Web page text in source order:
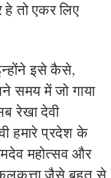
हे तो एकर लिए
इसे कैसे,
समय में जो गाया
रेखा देवी
हमारे प्रदेश के
महोत्सव और